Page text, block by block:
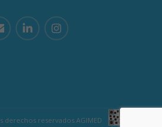
derechos reservados AGIMED